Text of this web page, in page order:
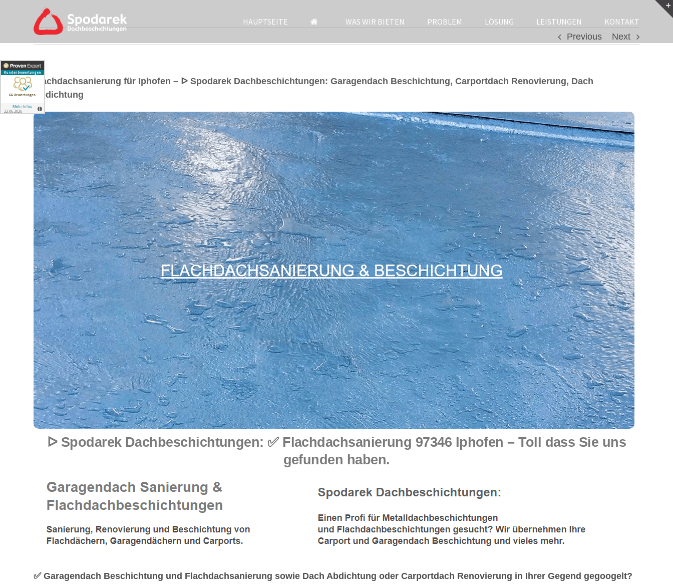
HAUPTSEITE WAS WIR BIETEN PROBLEM LÖSUNG LEISTUNGEN
KONTAKT
Previous
Next
Flachdachsanierung für Iphofen – ᐅ Spodarek Dachbeschichtungen: Garagendach Beschichtung, Carportdach Renovierung, Dach
Abdichtung
ᐅ Spodarek Dachbeschichtungen: ✅ Flachdachsanierung 97346 Iphofen – Toll dass Sie uns
gefunden haben.
✅ Garagendach Beschichtung und Flachdachsanierung sowie Dach Abdichtung oder Carportdach Renovierung in Ihrer Gegend gegoogelt?